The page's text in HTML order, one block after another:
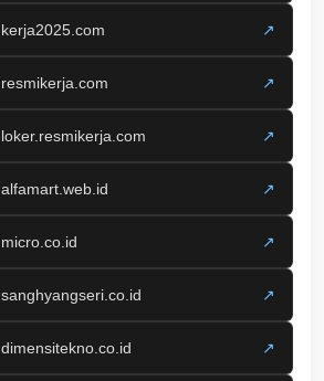
kerja2025.com ↗
resmikerja.com ↗
loker.resmikerja.com ↗
alfamart.web.id ↗
micro.co.id ↗
sanghyangseri.co.id ↗
dimensitekno.co.id ↗